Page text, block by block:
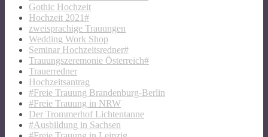
Gothic Hochzeit
Hochzeit 2021#
zweisprachige Trauungen
Wedding Work Shop
Seminar Hochzeitsredner#
Trauungszeremonie Österreich#
Trauerredner
Hochzeitsantrag
#Freie Trauung Brandenburg-Berlin
#Freie Trauung in NRW
Der Trommerhof Lichtentanne
#Ausbildung in Sachsen